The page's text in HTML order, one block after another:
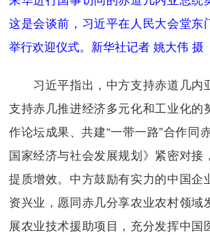
这是会谈前，习近平在人民大会堂东
举行欢迎仪式。新华社记者 姚大伟 摄
习近平指出，中方支持赤道几内
支持赤几推进经济多元化和工业化的
作论坛成果、共建“一带一路”合作同
国家经济与社会发展规划》紧密对接
提质增效。中方鼓励有实力的中国企
资兴业，愿同赤几分享农业农村领域
展农业技术援助项目，充分发挥中国